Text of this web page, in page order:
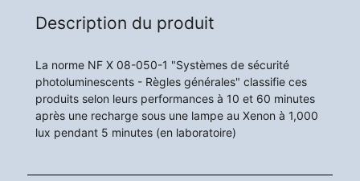
Description du produit
La norme NF X 08-050-1 "Systèmes de sécurité
photoluminescents - Règles générales" classifie ces
produits selon leurs performances à 10 et 60 minutes
après une recharge sous une lampe au Xenon à 1,000
lux pendant 5 minutes (en laboratoire)